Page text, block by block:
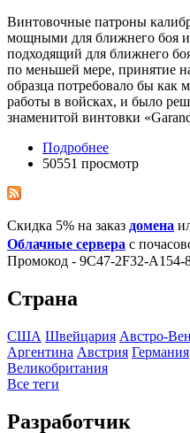
Винтовочные патроны
мощными для ближнего боя и
подходящий для ближнего
по меньшей мере, принятие
образца потребовало бы как
работы в войсках, и было
знаменитой винтовки
Подробнее
50551 просмотр
Скидка 5% на заказ домена
Облачные сервера с
Промокод - 9C47-2F32-A154-
Страна
США Швейцария Австро-
Аргентина Австрия Германия
Великобритания
Все теги
Разработчик